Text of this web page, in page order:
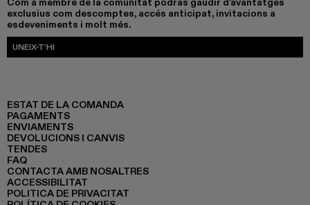
exclusius com descomptes, accés anticipat, invitacions a
esdeveniments i molt més.
UNEIX-T’HI
ESTAT DE LA COMANDA
PAGAMENTS
ENVIAMENTS
DEVOLUCIONS I CANVIS
TENDES
FAQ
CONTACTA AMB NOSALTRES
ACCESSIBILITAT
POLITICA DE PRIVACITAT